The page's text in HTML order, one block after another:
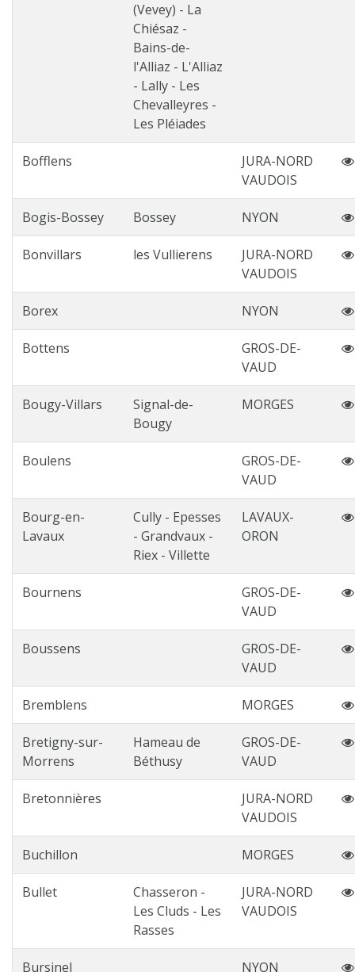
(Vevey) - La
Chiésaz -
Bains-de-
l'Alliaz - L'Alliaz
- Lally - Les
Chevalleyres -
Les Pléiades
Bofflens
JURA-NORD
VAUDOIS
Bogis-Bossey Bossey NYON
Bonvillars les Vullierens
JURA-NORD
VAUDOIS
Borex NYON
Bottens
GROS-DE-
VAUD
Bougy-Villars
Signal-de-
Bougy
MORGES
Boulens
GROS-DE-
VAUD
Bourg-en-
Lavaux
Cully - Epesses
- Grandvaux -
Riex - Villette
LAVAUX-
ORON
Bournens
GROS-DE-
VAUD
Boussens
GROS-DE-
VAUD
Bremblens MORGES
Bretigny-sur-
Morrens
Hameau de
Béthusy
GROS-DE-
VAUD
Bretonnières
JURA-NORD
VAUDOIS
Buchillon MORGES
Bullet
Chasseron -
Les Cluds - Les
Rasses
JURA-NORD
VAUDOIS
Bursinel NYON